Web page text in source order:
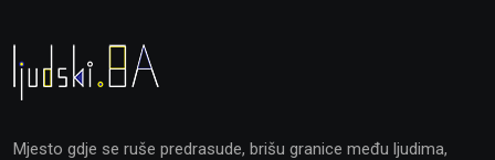
Mjesto gdje se ruše predrasude, brišu granice među ljudima,